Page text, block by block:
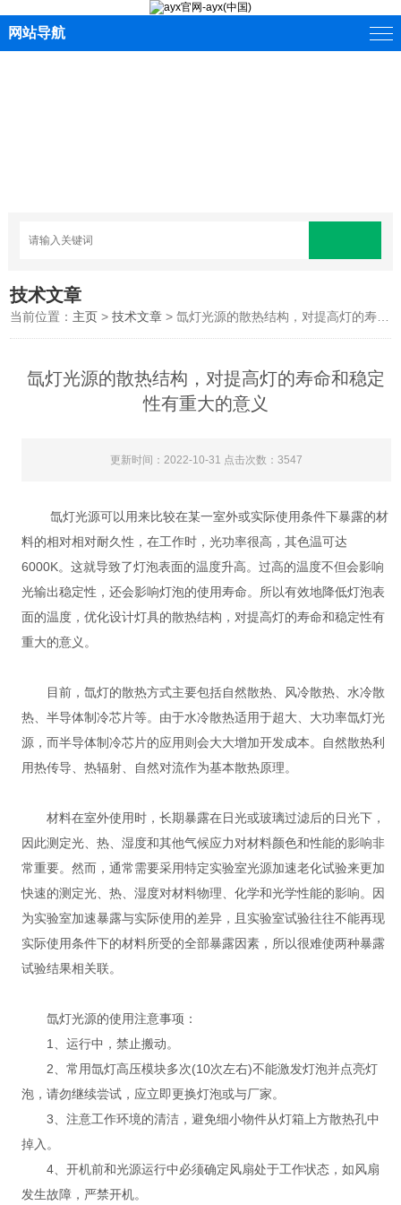
网站导航
技术文章
当前位置： 主页 >技术文章 > 氙灯光源的散热结构，对提高灯的寿命和稳定性有重大的意义
氙灯光源的散热结构，对提高灯的寿命和稳定
性有重大的意义
更新时间：2022-10-31 点击次数：3547
氙灯光源可以用来比较在某一室外或实际使用条件下暴露的材
料的相对相对耐久性，在工作时，光功率很高，其色温可达
6000K。这就导致了灯泡表面的温度升高。过高的温度不但会影响
光输出稳定性，还会影响灯泡的使用寿命。所以有效地降低灯泡表
面的温度，优化设计灯具的散热结构，对提高灯的寿命和稳定性有
重大的意义。
目前，氙灯的散热方式主要包括自然散热、风冷散热、水冷散
热、半导体制冷芯片等。由于水冷散热适用于超大、大功率氙灯光
源，而半导体制冷芯片的应用则会大大增加开发成本。自然散热利
用热传导、热辐射、自然对流作为基本散热原理。
材料在室外使用时，长期暴露在日光或玻璃过滤后的日光下，
因此测定光、热、湿度和其他气候应力对材料颜色和性能的影响非
常重要。然而，通常需要采用特定实验室光源加速老化试验来更加
快速的测定光、热、湿度对材料物理、化学和光学性能的影响。因
为实验室加速暴露与实际使用的差异，且实验室试验往往不能再现
实际使用条件下的材料所受的全部暴露因素，所以很难使两种暴露
试验结果相关联。
氙灯光源的使用注意事项：
1、运行中，禁止搬动。
2、常用氙灯高压模块多次(10次左右)不能激发灯泡并点亮灯
泡，请勿继续尝试，应立即更换灯泡或与厂家。
3、注意工作环境的清洁，避免细小物件从灯箱上方散热孔中
掉入。
4、开机前和光源运行中必须确定风扇处于工作状态，如风扇
发生故障，严禁开机。